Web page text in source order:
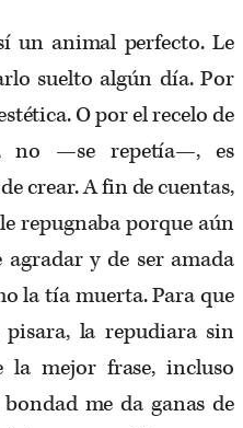
un animal perfecto. Le
suelto algún día. Por
O por el recelo de
no —se repetía—, es
crear. A fin de cuentas,
repugnaba porque aún
y de ser amada
la tía muerta. Para que
pisara, la repudiara sin
la mejor frase, incluso
me da ganas de